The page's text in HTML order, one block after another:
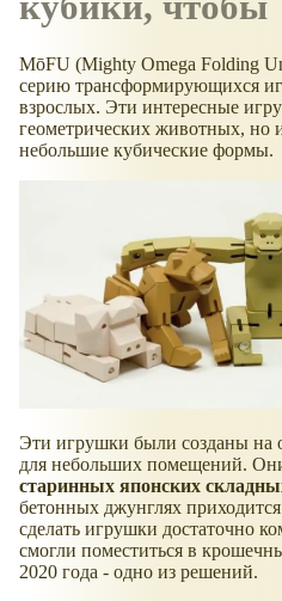
MōFU (Mighty Omega Folding
серию трансформирующихся
взрослых. Эти интересные
геометрических животных, но
небольшие кубические формы.
Эти игрушки были созданы на
для небольших помещений.
старинных японских
бетонных джунглях
сделать игрушки достаточно
смогли поместиться в
2020 года - одно из решений.